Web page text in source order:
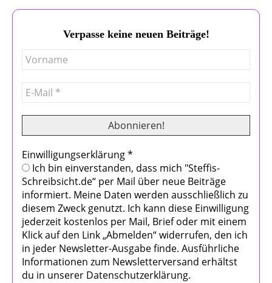
Verpasse keine neuen Beiträge!
Einwilligungserklärung*
Ich bin einverstanden, dass mich "Steffis-
Schreibsicht.de“ per Mail über neue Beiträge
informiert. Meine Daten werden ausschließlich zu
diesem Zweck genutzt. Ich kann diese Einwilligung
jederzeit kostenlos per Mail, Brief oder mit einem
Klick auf den Link „Abmelden“ widerrufen, den ich
in jeder Newsletter-Ausgabe finde. Ausführliche
Informationen zum Newsletterversand erhältst
du in unserer Datenschutzerklärung.